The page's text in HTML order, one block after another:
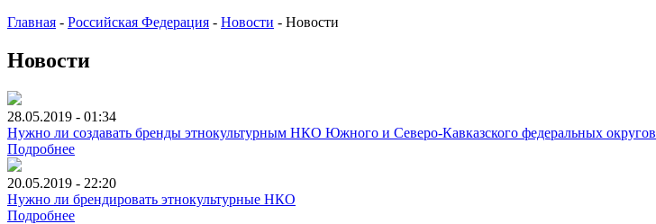
Главная - Российская Федерация - Новости - Новости
Новости
28.05.2019 - 01:34
Нужно ли создавать бренды этнокультурным НКО Южного и Северо-Кавказского федеральных округов
Подробнее
20.05.2019 - 22:20
Нужно ли брендировать этнокультурные НКО
Подробнее